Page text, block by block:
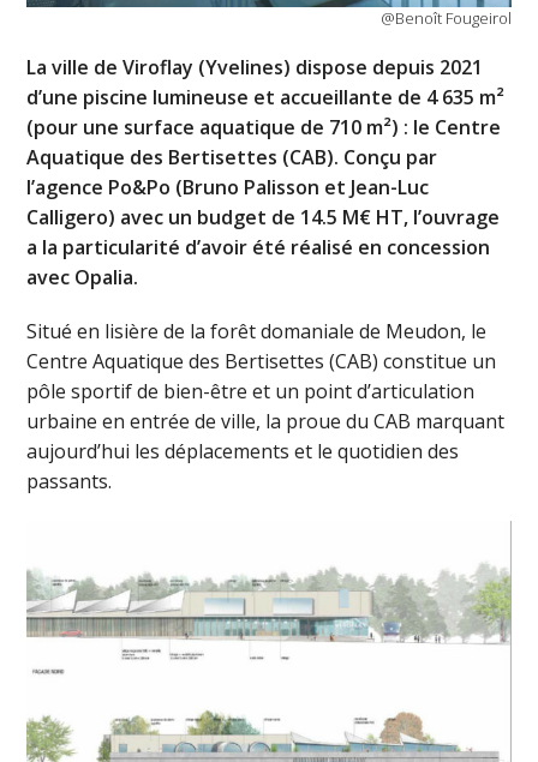
@Benoît Fougeirol
La ville de Viroflay (Yvelines) dispose depuis 2021
d’une piscine lumineuse et accueillante de 4 635 m²
(pour une surface aquatique de 710 m²) : le Centre
Aquatique des Bertisettes (CAB). Conçu par
l’agence Po&Po (Bruno Palisson et Jean-Luc
Calligero) avec un budget de 14.5 M€ HT, l’ouvrage
a la particularité d’avoir été réalisé en concession
avec Opalia.
Situé en lisière de la forêt domaniale de Meudon, le
Centre Aquatique des Bertisettes (CAB) constitue un
pôle sportif de bien-être et un point d’articulation
urbaine en entrée de ville, la proue du CAB marquant
aujourd’hui les déplacements et le quotidien des
passants.